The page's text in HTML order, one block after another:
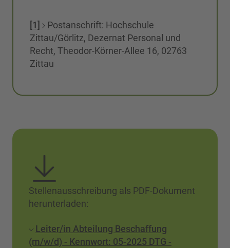
[1]
Postanschrift: Hochschule
Zittau/Görlitz, Dezernat Personal und
Recht, Theodor-Körner-Allee 16, 02763
Zittau
Stellenausschreibung als PDF-Dokument
herunterladen:
Leiter/in Abteilung Beschaffung
(m/w/d) - Kennwort: 05-2025 DTG -